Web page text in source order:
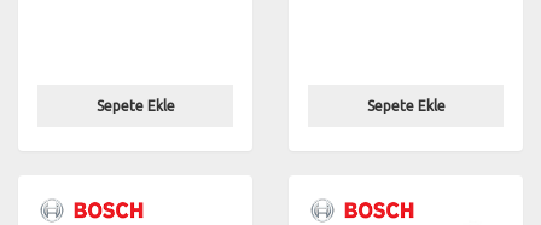
Sepete Ekle Sepete Ekle